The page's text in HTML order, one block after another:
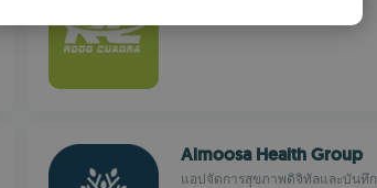
Almoosa Health Group
แอปจัดการสุขภาพดิจิทัลและบันทึ
SPANISH